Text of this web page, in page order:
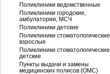
Поликлиники ведомственные
Поликлиники городские,
амбулатории, МСЧ
Поликлиники детские
Поликлиники стоматологические
взрослые
Поликлиники стоматологические
детские
Пункты выдачи и замены
медицинских полисов (ОМС)